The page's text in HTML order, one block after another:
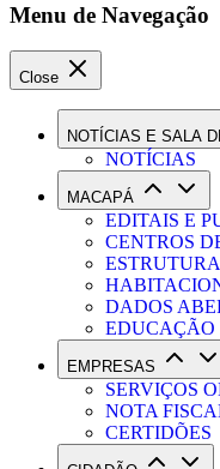
Menu de Navegação
Close
NOTÍCIAS E SALA
NOTÍCIAS
MACAPÁ
EDITAIS E
CENTROS
DADOS
EMPRESAS
SERVIÇOS
NOTA
CERTIDÕES